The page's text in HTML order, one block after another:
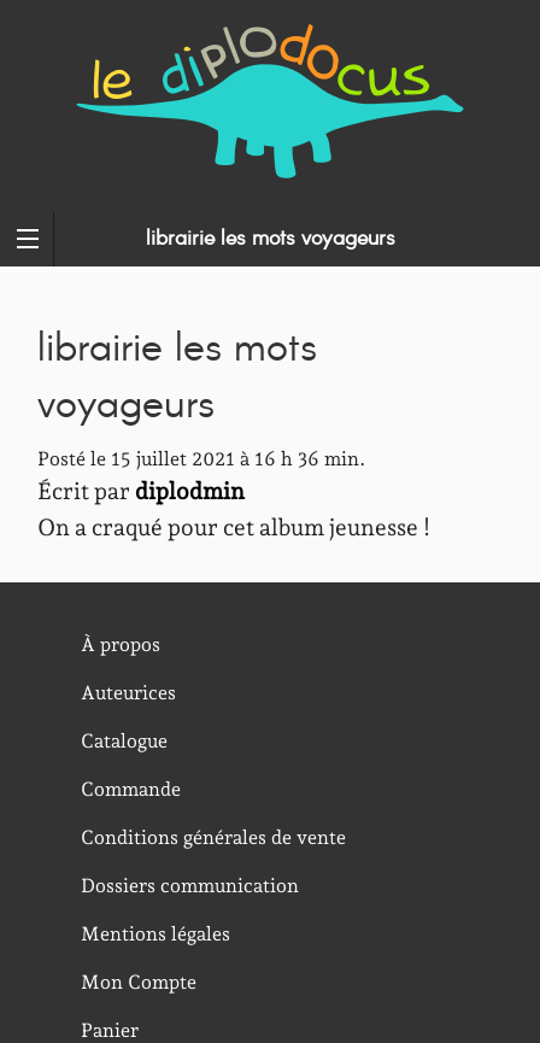
librairie les mots voyageurs
librairie les mots
voyageurs
Posté le 15 juillet 2021 à 16 h 36 min.
Écrit par diplodmin
On a craqué pour cet album jeunesse !
À propos
Auteurices
Catalogue
Commande
Conditions générales de vente
Dossiers communication
Mentions légales
Mon Compte
Panier